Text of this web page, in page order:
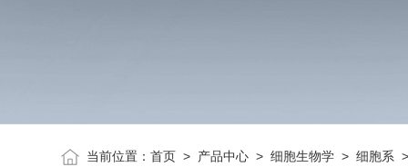
当前位置：首页 > 产品中心 >细胞生物学 >细胞系